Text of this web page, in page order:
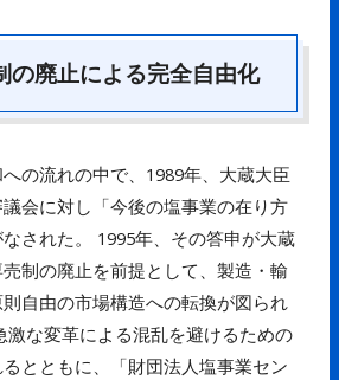
の廃止による完全自由化
の流れの中で、1989年、大蔵大臣
会に対し「今後の塩事業の在り方
された。 1995年、その答申が大蔵
制の廃止を前提として、製造・輸
自由の市場構造への転換が図られ
激な変革による混乱を避けるための
とともに、「財団法人塩事業セン